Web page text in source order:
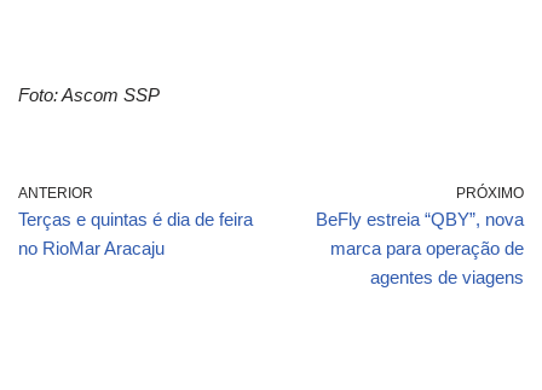
Foto: Ascom SSP
ANTERIOR
Terças e quintas é dia de feira
no RioMar Aracaju
PRÓXIMO
BeFly estreia “QBY”, nova
marca para operação de
agentes de viagens